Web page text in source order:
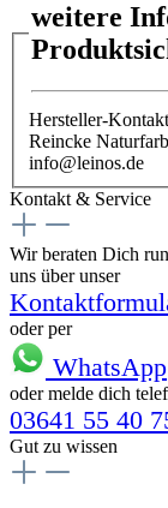
weitere
Hersteller-Kontakt
Reincke
info@leinos.de
Kontakt & Service
Wir beraten Dich
uns über unser
oder per
WhatsApp
oder melde dich
03641 55 40
Gut zu wissen